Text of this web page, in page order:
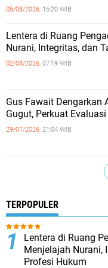
05/08/2026, 15:20 WIB
​Lentera di Ruang
Nurani, Integritas, dan
02/08/2026, 07:19 WIB
‎Gus Fawait Dengarkan
Gugut, Perkuat
29/07/2026, 21:04 WIB
TERPOPULER
​Lentera di Ruang
Menjelajah Nurani,
Profesi Hukum